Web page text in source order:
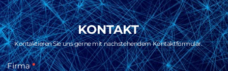
KONTAKT
Kontaktieren Sie uns gerne mit nachstehendem Kontaktformular.
KONTAKT
Firma*